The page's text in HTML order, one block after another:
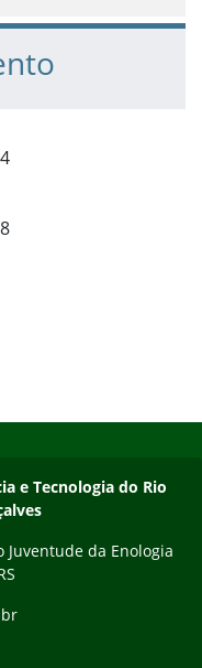
e Tecnologia do Rio
da Enologia